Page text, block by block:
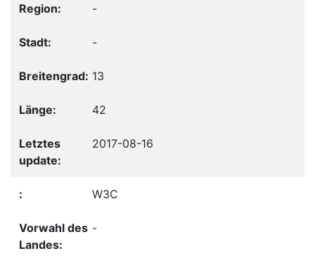
-
-
13
42
2017-08-16
W3C
-